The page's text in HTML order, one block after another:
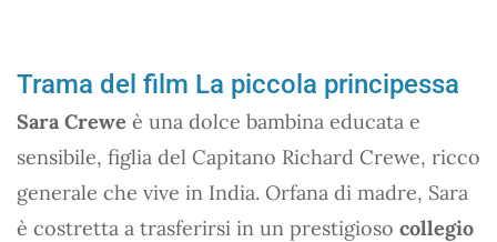
Trama del film La piccola principessa
Sara Crewe è una dolce bambina educata e
sensibile, figlia del Capitano Richard Crewe, ricco
generale che vive in India. Orfana di madre, Sara
è costretta a trasferirsi in un prestigioso collegio